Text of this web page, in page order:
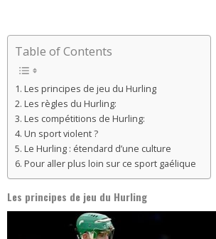
Table of Contents
Les principes de jeu du Hurling
Les règles du Hurling:
Les compétitions de Hurling:
Un sport violent ?
Le Hurling : étendard d’une culture
Pour aller plus loin sur ce sport gaélique
Les principes de jeu du Hurling